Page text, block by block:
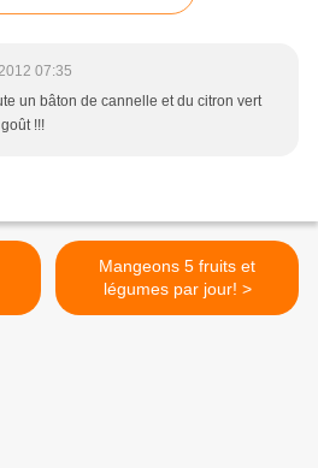
07:35
un bâton de cannelle et du citron vert
!!!
Mangeons 5 fruits et
légumes par jour! >